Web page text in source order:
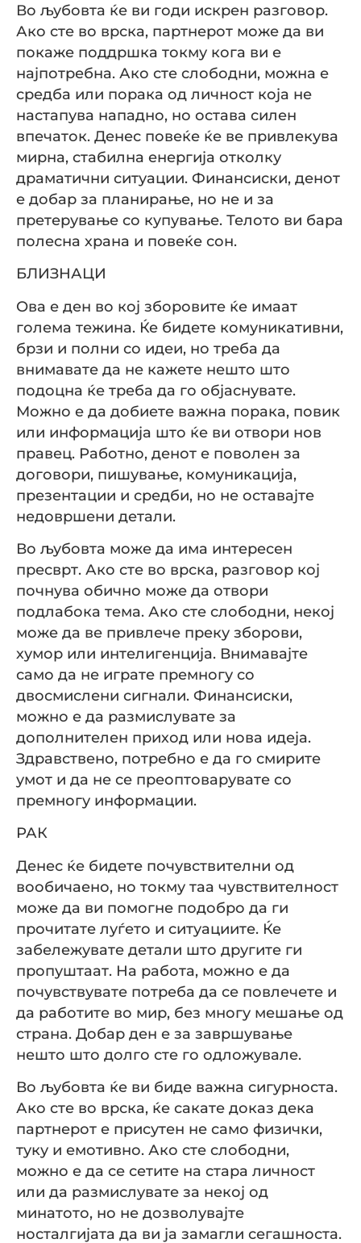
Во љубовта ќе ви годи искрен разговор.
Ако сте во врска, партнерот може да ви
покаже поддршка токму кога ви е
најпотребна. Ако сте слободни, можна е
средба или порака од личност која не
настапува нападно, но остава силен
впечаток. Денес повеќе ќе ве привлекува
мирна, стабилна енергија отколку
драматични ситуации. Финансиски, денот
е добар за планирање, но не и за
претерување со купување. Телото ви бара
полесна храна и повеќе сон.
БЛИЗНАЦИ
Ова е ден во кој зборовите ќе имаат
голема тежина. Ќе бидете комуникативни,
брзи и полни со идеи, но треба да
внимавате да не кажете нешто што
подоцна ќе треба да го објаснувате.
Можно е да добиете важна порака, повик
или информација што ќе ви отвори нов
правец. Работно, денот е поволен за
договори, пишување, комуникација,
презентации и средби, но не оставајте
недовршени детали.
Во љубовта може да има интересен
пресврт. Ако сте во врска, разговор кој
почнува обично може да отвори
подлабока тема. Ако сте слободни, некој
може да ве привлече преку зборови,
хумор или интелигенција. Внимавајте
само да не играте премногу со
двосмислени сигнали. Финансиски,
можно е да размислувате за
дополнителен приход или нова идеја.
Здравствено, потребно е да го смирите
умот и да не се преоптоварувате со
премногу информации.
РАК
Денес ќе бидете почувствителни од
вообичаено, но токму таа чувствителност
може да ви помогне подобро да ги
прочитате луѓето и ситуациите. Ќе
забележувате детали што другите ги
пропуштаат. На работа, можно е да
почувствувате потреба да се повлечете и
да работите во мир, без многу мешање од
страна. Добар ден е за завршување
нешто што долго сте го одложувале.
Во љубовта ќе ви биде важна сигурноста.
Ако сте во врска, ќе сакате доказ дека
партнерот е присутен не само физички,
туку и емотивно. Ако сте слободни,
можно е да се сетите на стара личност
или да размислувате за некој од
минатото, но не дозволувајте
носталгијата да ви ја замагли сегашноста.